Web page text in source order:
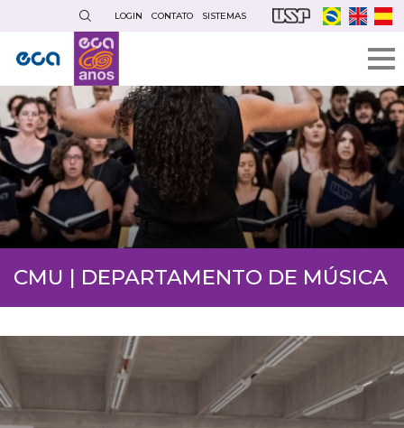
conteúdo
principal
LOGIN CONTATO SISTEMAS
CMU | DEPARTAMENTO DE MÚSICA